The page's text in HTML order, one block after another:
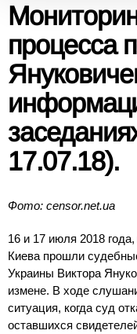
процесса
17.07.18).
Фото: censor.net.ua
16 и 17 июля 2018
Киева прошли
Украины Виктора
измене. В ходе
ситуация, когда суд
оставшихся